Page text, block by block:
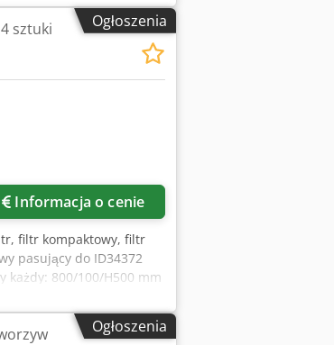
Ogłoszenia
sztuki
Informacja o cenie
filtr kompaktowy, filtr
pasujący do ID34372
każdy: 800/100/H500 mm
Ogłoszenia